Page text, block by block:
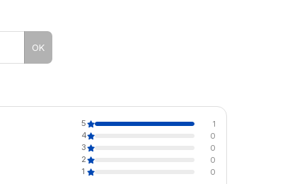
OK
5
1
4
0
3
0
2
0
1
0